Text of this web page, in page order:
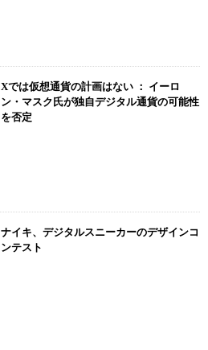
Xでは仮想通貨の計画はない ： イーロ
ン・マスク氏が独自デジタル通貨の可能性
を否定
ナイキ、デジタルスニーカーのデザインコ
ンテスト